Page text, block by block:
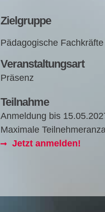
Zielgruppe
Päd­ago­gi­sche
Veranstaltungsart
Präsenz
Teilnahme
Anmeldung bis
Maximale
Jetzt anmelden!